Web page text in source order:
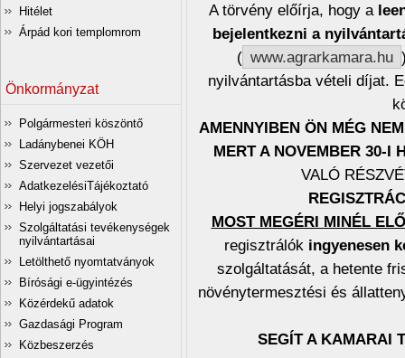
Hitélet
Árpád kori templomrom
Önkormányzat
Polgármesteri köszöntő
Ladánybenei KÖH
Szervezet vezetői
AdatkezelésiTájékoztató
Helyi jogszabályok
Szolgáltatási tevékenységek
nyilvántartásai
Letölthető nyomtatványok
Bírósági e-ügyintézés
Közérdekű adatok
Gazdasági Program
Közbeszerzés
A törvény előírja, hogy a
bejelentkezni a
( www.agrarkamara.hu
nyilvántartásba vételi díjat.
AMENNYIBEN ÖN MÉG
MERT A NOVEMBER 30-I
VALÓ
MOST MEGÉRI MINÉL
regisztrálók ingyenesen
szolgáltatását, a hetente
növénytermesztési és
SEGÍT A KAMARAI